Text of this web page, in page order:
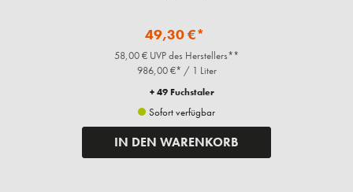
49,30 €*
58,00 € UVP des Herstellers**
986,00 €* / 1 Liter
+ 49 Fuchstaler
Sofort verfügbar
IN DEN WARENKORB